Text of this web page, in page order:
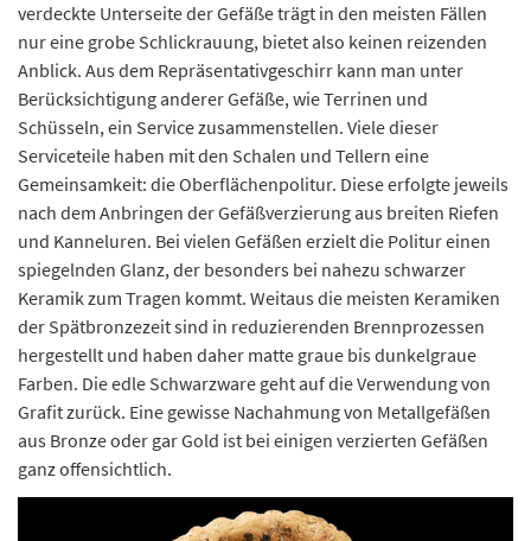
verdeckte Unterseite der Gefäße trägt in den meisten Fällen
nur eine grobe Schlickrauung, bietet also keinen reizenden
Anblick. Aus dem Repräsentativgeschirr kann man unter
Berücksichtigung anderer Gefäße, wie Terrinen und
Schüsseln, ein Service zusammenstellen. Viele dieser
Serviceteile haben mit den Schalen und Tellern eine
Gemeinsamkeit: die Oberflächenpolitur. Diese erfolgte jeweils
nach dem Anbringen der Gefäßverzierung aus breiten Riefen
und Kanneluren. Bei vielen Gefäßen erzielt die Politur einen
spiegelnden Glanz, der besonders bei nahezu schwarzer
Keramik zum Tragen kommt. Weitaus die meisten Keramiken
der Spätbronzezeit sind in reduzierenden Brennprozessen
hergestellt und haben daher matte graue bis dunkelgraue
Farben. Die edle Schwarzware geht auf die Verwendung von
Grafit zurück. Eine gewisse Nachahmung von Metallgefäßen
aus Bronze oder gar Gold ist bei einigen verzierten Gefäßen
ganz offensichtlich.